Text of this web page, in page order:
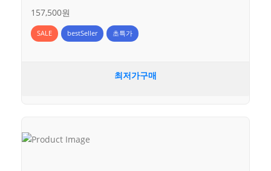
157,500원
SALE bestSeller 초특가
최저가구매